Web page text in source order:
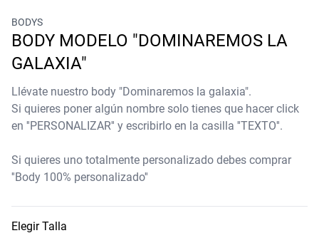
BODYS
BODY MODELO "DOMINAREMOS LA
GALAXIA"
Llévate nuestro body "Dominaremos la galaxia".
Si quieres poner algún nombre solo tienes que hacer click
en ''PERSONALIZAR'' y escribirlo en la casilla ''TEXTO''.
Si quieres uno totalmente personalizado debes comprar
''Body 100% personalizado''
Elegir Talla